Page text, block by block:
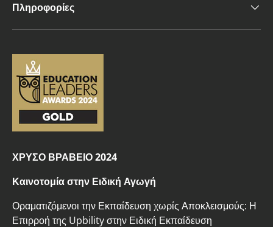
Πληροφορίες
ΧΡΥΣΟ ΒΡΑΒΕΙΟ 2024
Καινοτομία στην Ειδική Αγωγή
Οραματιζόμενοι την Εκπαίδευση χωρίς Αποκλεισμούς: Η
Επιρροή της Upbility στην Ειδική Εκπαίδευση